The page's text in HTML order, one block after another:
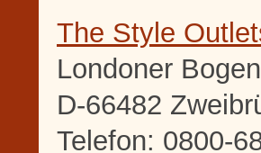
The Style
Londoner
D-66482
Telefon: 0800-